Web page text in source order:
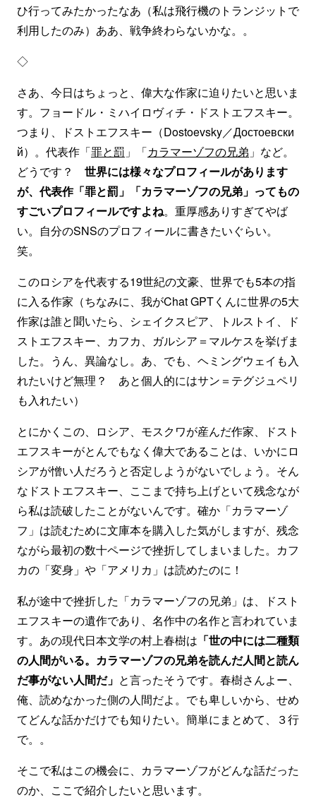
ひ行ってみたかったなあ（私は飛行機のトランジットで
利用したのみ）ああ、戦争終わらないかな。。
◇
さあ、今日はちょっと、偉大な作家に迫りたいと思いま
す。フョードル・ミハイロヴィチ・ドストエフスキー。
つまり、ドストエフスキー（Dostoevsky／Достоевски
й）。代表作「罪と罰 」「カラマーゾフの兄弟 」など。
どうです？ 世界には様々なプロフィールがあります
が、代表作「罪と罰」「カラマーゾフの兄弟」ってもの
すごいプロフィールですよね。重厚感ありすぎてやば
い。自分のSNSのプロフィールに書きたいぐらい。
笑。
このロシアを代表する19世紀の文豪、世界でも5本の指
に入る作家（ちなみに、我がChat GPTくんに世界の5大
作家は誰と聞いたら、シェイクスピア、トルストイ、ド
ストエフスキー、カフカ、ガルシア＝マルケスを挙げま
した。うん、異論なし。あ、でも、ヘミングウェイも入
れたいけど無理？ あと個人的にはサン＝テグジュペリ
も入れたい）
とにかくこの、ロシア、モスクワが産んだ作家、ドスト
エフスキーがとんでもなく偉大であることは、いかにロ
シアが憎い人だろうと否定しようがないでしょう。そん
なドストエフスキー、ここまで持ち上げといて残念なが
ら私は読破したことがないんです。確か「カラマーゾ
フ」は読むために文庫本を購入した気がしますが、残念
ながら最初の数十ページで挫折してしまいました。カフ
カの「変身」や「アメリカ」は読めたのに！
私が途中で挫折した「カラマーゾフの兄弟」は、ドスト
エフスキーの遺作であり、名作中の名作と言われていま
す。あの現代日本文学の村上春樹は 「世の中には二種類
の人間がいる。カラマーゾフの兄弟を読んだ人間と読ん
だ事がない人間だ」 と言ったそうです。春樹さんよー、
俺、読めなかった側の人間だよ。でも卑しいから、せめ
てどんな話かだけでも知りたい。簡単にまとめて、３行
で。。
そこで私はこの機会に、カラマーゾフがどんな話だった
のか、ここで紹介したいと思います。